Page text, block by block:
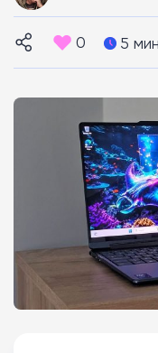
0 5 мин